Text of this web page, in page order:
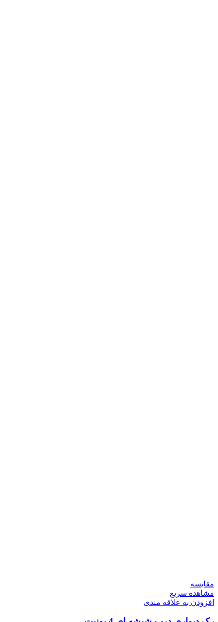
مقایسه
مشاهده سریع
افزودن به علاقه مندی